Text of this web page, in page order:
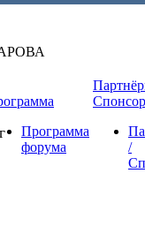
Программа
форума
/